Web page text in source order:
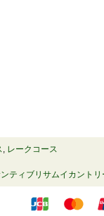
, レークコース
ティブリサムイカントリ